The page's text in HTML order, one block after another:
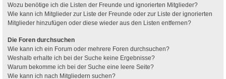
Wozu benötige ich die Listen der Freunde und ignorierten Mitglieder?
Wie kann ich Mitglieder zur Liste der Freunde oder zur Liste der ignorierten
Mitglieder hinzufügen oder diese wieder aus den Listen entfernen?
Die Foren durchsuchen
Wie kann ich ein Forum oder mehrere Foren durchsuchen?
Weshalb erhalte ich bei der Suche keine Ergebnisse?
Warum bekomme ich bei der Suche eine leere Seite?
Wie kann ich nach Mitgliedern suchen?